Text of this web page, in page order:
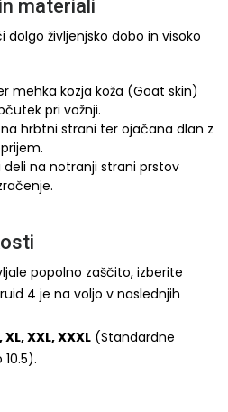
materiali
življenjsko dobo in visoko
mehka kozja koža (Goat skin)
pri vožnji.
hrbtni strani ter ojačana dlan z
deli na notranji strani prstov
popolno zaščito, izberite
4 je na voljo v naslednjih
XL, XXL, XXXL (Standardne